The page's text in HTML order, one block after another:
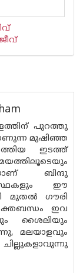
പുറത്തു
മുഷിഞ്ഞ
ഇടത്ത്
ബിന്ദു
ഈ
മുതൽ ഗൗരി
ഇവ
ശൈലിയും
മലയാളവും